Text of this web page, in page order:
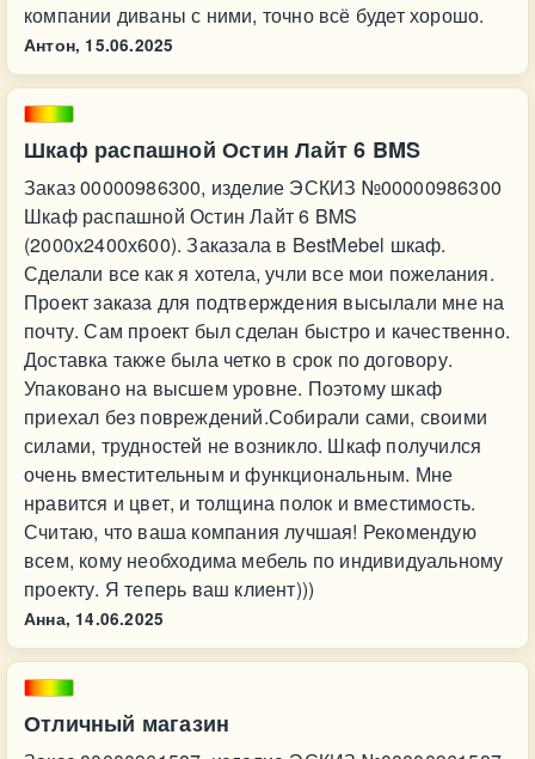
компании диваны с ними, точно всё будет хорошо.
Антон, 15.06.2025
Шкаф распашной Остин Лайт 6 BMS
Заказ 00000986300, изделие ЭСКИЗ №00000986300
Шкаф распашной Остин Лайт 6 BMS
(2000х2400х600). Заказала в BestMebel шкаф.
Сделали все как я хотела, учли все мои пожелания.
Проект заказа для подтверждения высылали мне на
почту. Сам проект был сделан быстро и качественно.
Доставка также была четко в срок по договору.
Упаковано на высшем уровне. Поэтому шкаф
приехал без повреждений.Собирали сами, своими
силами, трудностей не возникло. Шкаф получился
очень вместительным и функциональным. Мне
нравится и цвет, и толщина полок и вместимость.
Считаю, что ваша компания лучшая! Рекомендую
всем, кому необходима мебель по индивидуальному
проекту. Я теперь ваш клиент)))
Анна, 14.06.2025
Отличный магазин